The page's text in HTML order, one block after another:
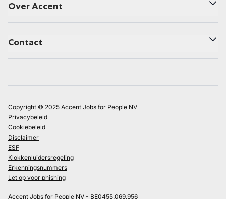
Over Accent
Contact
Copyright © 2025 Accent Jobs for People NV
Privacybeleid
Cookiebeleid
Disclaimer
ESF
Klokkenluidersregeling
Erkenningsnummers
Let op voor phishing
Accent Jobs for People NV - BE0455.069.956